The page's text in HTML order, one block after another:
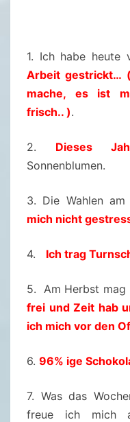
1. Ich habe heute
Arbeit gestrickt…
mache, es ist
frisch.. ).
2. Dieses
Sonnenblumen.
3. Die Wahlen am
mich nicht
4. Ich trag
5. Am Herbst
frei und Zeit hab
ich mich vor den
6. 96% ige
7. Was das
freue ich